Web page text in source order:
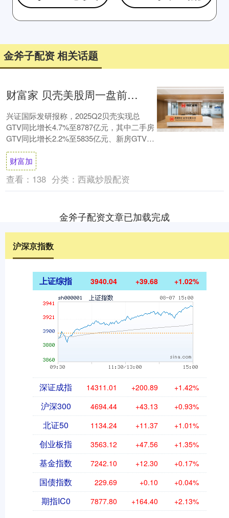
金斧子配资 相关话题
财富家 贝壳美股周一盘前上涨11%
兴证国际发研报称，2025Q2贝壳实现总
GTV同比增长4.7%至8787亿元，其中二手房
GTV同比增长2.2%至5835亿元、新房GTV同
比增长8.5%至255....
财富加
查看： 138 分类： 西藏炒股配资
金斧子配资文章已加载完成
沪深京指数
上证综指 3940.04 +39.68 +1.02%
深证成指 14311.01 +200.89 +1.42%
沪深300 4694.44 +43.13 +0.93%
北证50 1134.24 +11.37 +1.01%
创业板指 3563.12 +47.56 +1.35%
基金指数 7242.10 +12.30 +0.17%
国债指数 229.69 +0.10 +0.04%
期指IC0 7877.80 +164.40 +2.13%